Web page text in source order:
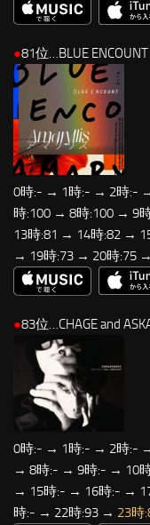
●81位…BLUE ENCOUNT
0時:- → 1時:- → 2時:-
時:100 → 8時:100 → 9
13時:81 → 14時:82 →
→ 19時:73 → 20時:75
●83位…CHAGE and
0時:- → 1時:- → 2時:-
→ 8時:- → 9時:- → 10
→ 15時:- → 16時:- →
時:- → 22時:93 → 23時